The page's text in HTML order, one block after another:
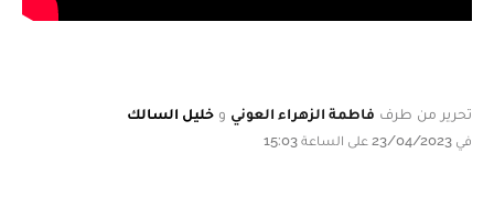
تحرير من طرف فاطمة الزهراء العوني و خليل السالك
في 23/04/2023 على الساعة 15:03